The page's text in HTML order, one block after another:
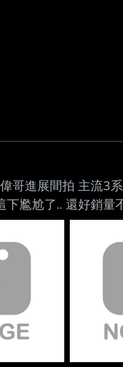
機械故障暴衝，連
停賓士擋住暴衝特
後霸氣回「 車可再
哥進展間拍 主流3
尷尬了.. 還好銷量